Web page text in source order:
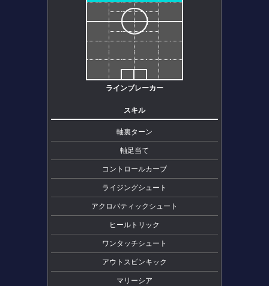
ラインブレーカー
スキル
軸裏ターン
軸足当て
コントロールカーブ
ライジングシュート
アクロバティックシュート
ヒールトリック
ワンタッチシュート
アウトスピンキック
マリーシア